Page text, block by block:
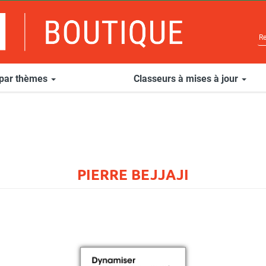
thèmes Classeurs à mises à jour
PIERRE BEJJAJI